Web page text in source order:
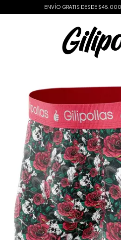
ENVÍO GRATIS DESDE